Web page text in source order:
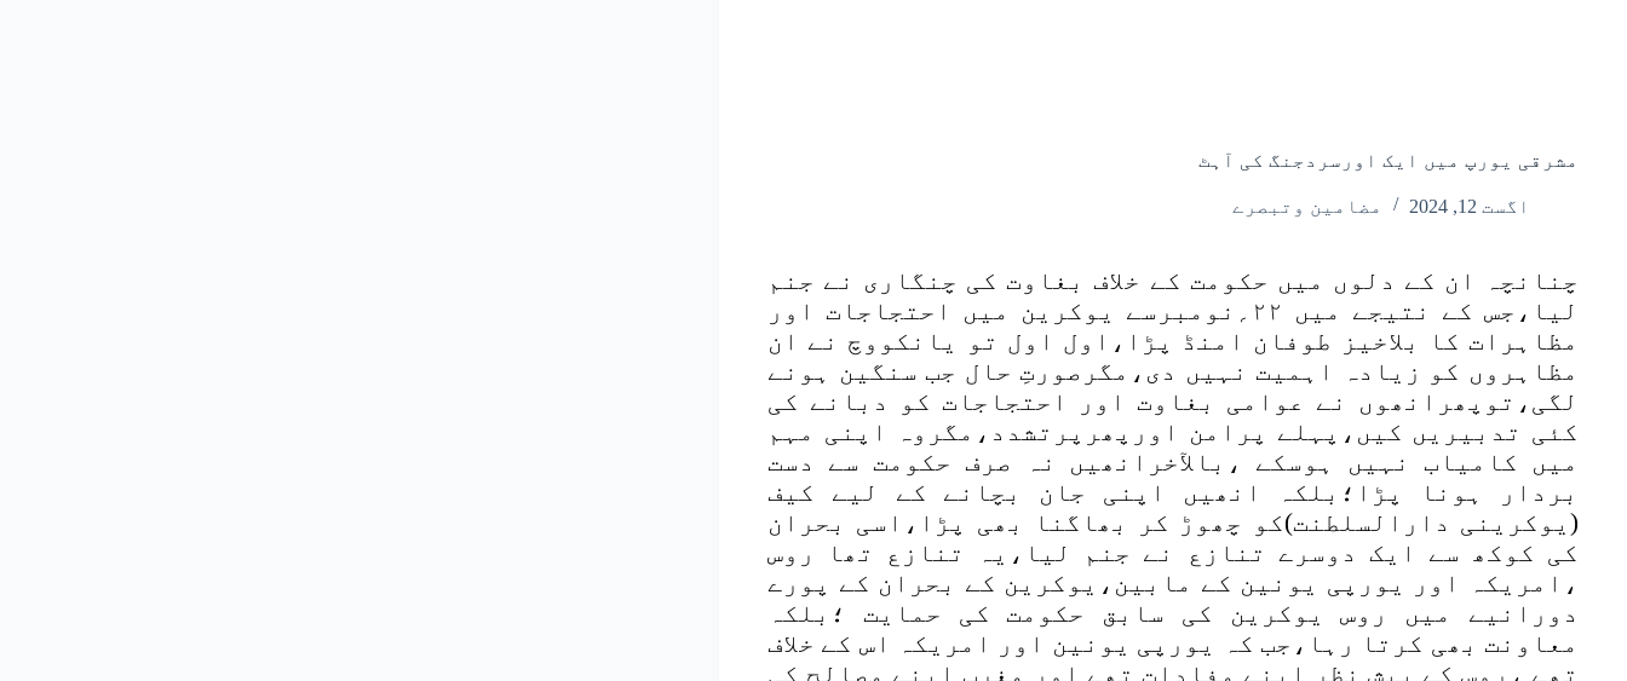
مشرقی یورپ میں ایک اورسردجنگ کی آہٹ
اگست 12, 2024 مضامین وتبصرے
چنانچہ ان کے دلوں میں حکومت کے خلاف بغاوت کی چنگاری نے جنم
لیا،جس کے نتیجے میں ۲۲؍نومبرسے یوکرین میں احتجاجات اور
مظاہرات کا بلاخیز طوفان امنڈ پڑا،اول اول تو یانکووچ نے ان
مظاہروں کو زیادہ اہمیت نہیں دی،مگرصورتِ حال جب سنگین ہونے
لگی،توپھرانھوں نے عوامی بغاوت اور احتجاجات کو دبانے کی
کئی تدبیریں کیں،پہلے پرامن اورپھرپرتشدد،مگروہ اپنی مہم
میں کامیاب نہیں ہوسکے ،بالآخرانھیں نہ صرف حکومت سے دست
بردار ہونا پڑا؛بلکہ انھیں اپنی جان بچانے کے لیے کیف
(یوکرینی دارالسلطنت)کو چھوڑ کر بھاگنا بھی پڑا،اسی بحران
کی کوکھ سے ایک دوسرے تنازع نے جنم لیا،یہ تنازع تھا روس
،امریکہ اور یورپی یونین کے مابین،یوکرین کے بحران کے پورے
دورانیے میں روس یوکرین کی سابق حکومت کی حمایت ؛بلکہ
معاونت بھی کرتا رہا،جب کہ یورپی یونین اور امریکہ اس کے خلاف
تھے ،روس کے پیشِ نظر اپنے مفادات تھے اور مغرب اپنے مصالح کی